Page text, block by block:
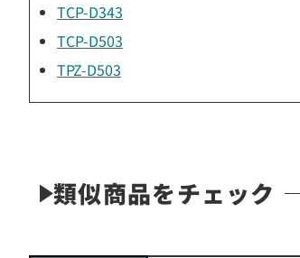
TCP-D343
TCP-D503
TPZ-D503
類似商品をチェック